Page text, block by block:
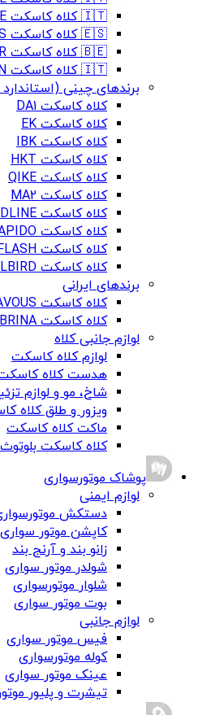
🇮🇹 کلاه کاسکت JUSTONE
🇪🇸 کلاه کاسکت AXXIS
🇧🇪 کلاه کاسکت LAZER
🇮🇹 کلاه کاسکت BEON
برندهای چینی (استاندارد DOT)
کلاه کاسکت DA1
کلاه کاسکت EK
کلاه کاسکت IBK
کلاه کاسکت HKT
کلاه کاسکت QIKE
کلاه کاسکت MA2
کلاه کاسکت REDLINE
کلاه کاسکت RAPIDO
کلاه کاسکت FLASH
کلاه کاسکت STEELBIRD
برندهای ایرانی
کلاه کاسکت LAVOUS
کلاه کاسکت SABRINA
لوازم جانبی کلاه
لوازم کلاه کاسکت
هدست کلاه
شاخ، مو و لوازم
ویزور و طلق کلاه
ماکت کلاه کاسکت
کلاه کاسکت بلوتوث
پوشاک موتورسواری
لوازم ایمنی
دستکش
کاپشن موتور سواری
زانو بند و آرنج بند
شولدر موتور سواری
شلوار موتورسواری
بوت موتور سواری
لوازم جانبی
فیس موتور سواری
کوله موتورسواری
عینک موتور سواری
تیشرت و پلیور